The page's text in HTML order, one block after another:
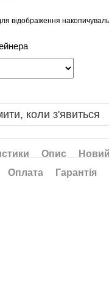
відображення
коли з'явиться
Опис
Оплата Гарантія